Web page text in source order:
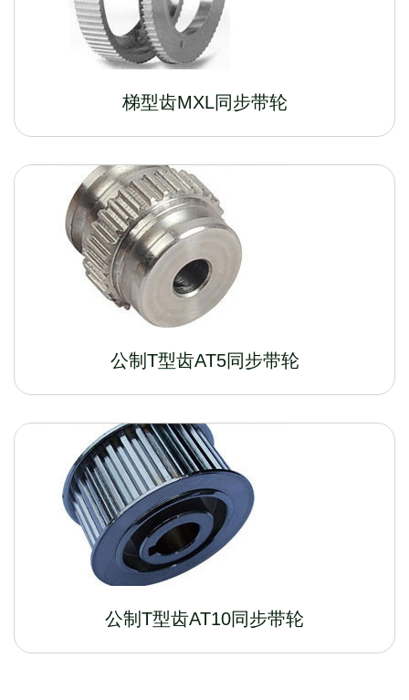
梯型齿MXL同步带轮
公制T型齿AT5同步带轮
公制T型齿AT10同步带轮